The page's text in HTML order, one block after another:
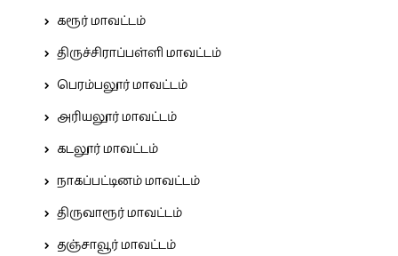
கரூர் மாவட்டம்
திருச்சிராப்பள்ளி மாவட்டம்
பெரம்பலூர் மாவட்டம்
அரியலூர் மாவட்டம்
கடலூர் மாவட்டம்
நாகப்பட்டினம் மாவட்டம்
திருவாரூர் மாவட்டம்
தஞ்சாவூர் மாவட்டம்